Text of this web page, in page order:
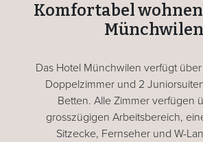
Komfortabel
Münchwilen
Das Hotel Münchwilen verfügt
Doppelzimmer und 2 Juniorsuiten
Betten. Alle Zimmer verfügen
grosszügigen Arbeitsbereich,
Sitzecke, Fernseher und W-